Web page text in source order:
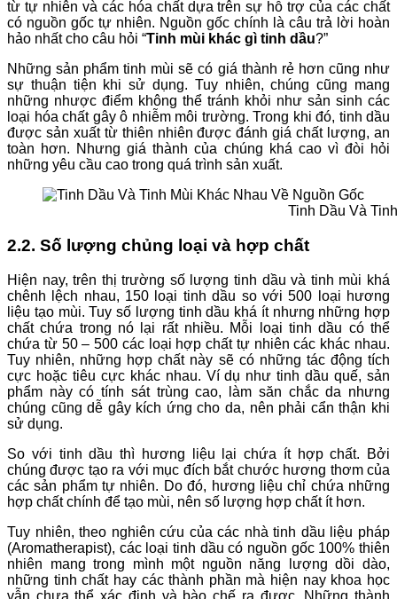
từ tự nhiên và các hóa chất dựa trên sự hỗ trợ của các chất
có nguồn gốc tự nhiên. Nguồn gốc chính là câu trả lời hoàn
hảo nhất cho câu hỏi “Tinh mùi khác gì tinh dầu?”
Những sản phẩm tinh mùi sẽ có giá thành rẻ hơn cũng như
sự thuận tiện khi sử dụng. Tuy nhiên, chúng cũng mang
những nhược điểm không thể tránh khỏi như sản sinh các
loại hóa chất gây ô nhiễm môi trường. Trong khi đó, tinh dầu
được sản xuất từ thiên nhiên được đánh giá chất lượng, an
toàn hơn. Nhưng giá thành của chúng khá cao vì đòi hỏi
những yêu cầu cao trong quá trình sản xuất.
Tinh Dầu Và
2.2. Số lượng chủng loại và hợp chất
Hiện nay, trên thị trường số lượng tinh dầu và tinh mùi khá
chênh lệch nhau, 150 loại tinh dầu so với 500 loại hương
liệu tạo mùi. Tuy số lượng tinh dầu khá ít nhưng những hợp
chất chứa trong nó lại rất nhiều. Mỗi loại tinh dầu có thể
chứa từ 50 – 500 các loại hợp chất tự nhiên các khác nhau.
Tuy nhiên, những hợp chất này sẽ có những tác động tích
cực hoặc tiêu cực khác nhau. Ví dụ như tinh dầu quế, sản
phẩm này có tính sát trùng cao, làm săn chắc da nhưng
chúng cũng dễ gây kích ứng cho da, nên phải cẩn thận khi
sử dụng.
So với tinh dầu thì hương liệu lại chứa ít hợp chất. Bởi
chúng được tạo ra với mục đích bắt chước hương thơm của
các sản phẩm tự nhiên. Do đó, hương liệu chỉ chứa những
hợp chất chính để tạo mùi, nên số lượng hợp chất ít hơn.
Tuy nhiên, theo nghiên cứu của các nhà tinh dầu liệu pháp
(Aromatherapist), các loại tinh dầu có nguồn gốc 100% thiên
nhiên mang trong mình một nguồn năng lượng dồi dào,
những tinh chất hay các thành phần mà hiện nay khoa học
vẫn chưa thể xác định và bào chế ra được. Những thành